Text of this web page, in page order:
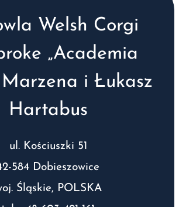
Welsh Corgi
„Academia
Marzena i Łukasz
Hartabus
ul. Kościuszki 51
584 Dobieszowice
Śląskie, POLSKA